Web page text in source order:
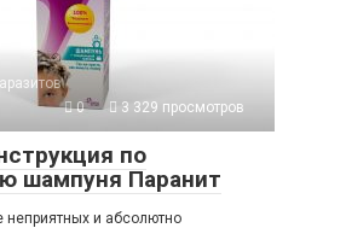
0
3 329 просмотров
по
шампуня Паранит
и абсолютно